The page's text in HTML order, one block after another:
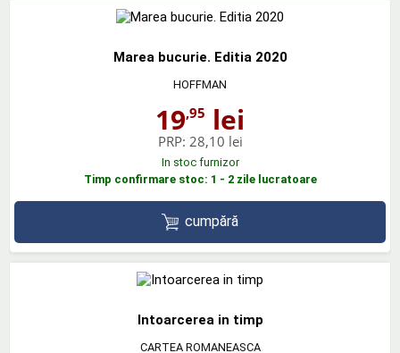
Marea bucurie. Editia 2020
HOFFMAN
19,95 lei
PRP: 28,10 lei
In stoc furnizor
Timp confirmare stoc: 1 - 2 zile lucratoare
cumpără
Intoarcerea in timp
CARTEA ROMANEASCA